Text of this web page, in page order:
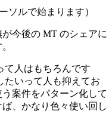
ソルで始まります）
今後の MT のシェアに
て人はもちろんです
たいって人も抑えてお
案件をパターン化して
、かなり色々使い回し